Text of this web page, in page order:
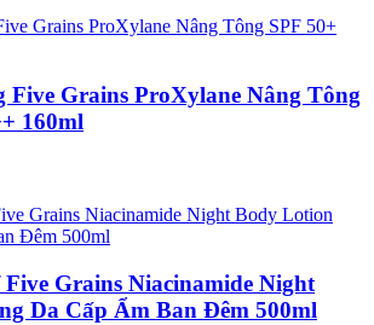
Five Grains ProXylane Nâng Tông
160ml
Five Grains Niacinamide Night
Da Cấp Ẩm Ban Đêm 500ml